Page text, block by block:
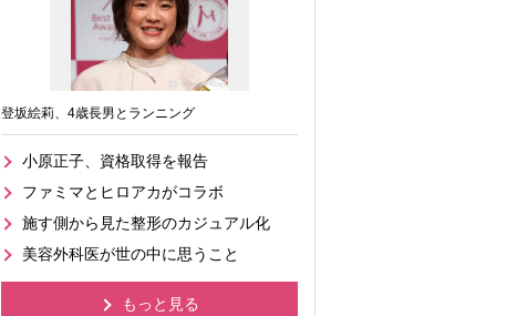
登坂絵莉、4歳長男とランニング
小原正子、資格取得を報告
ファミマとヒロアカがコラボ
施す側から見た整形のカジュアル化
美容外科医が世の中に思うこと
もっと見る